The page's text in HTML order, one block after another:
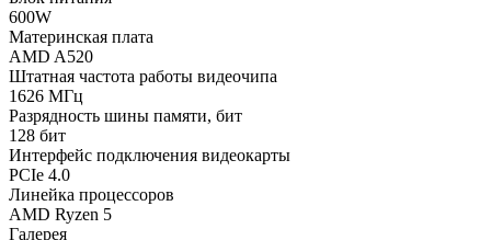
600W
Материнская плата
AMD A520
Штатная частота работы видеочипа
1626 МГц
Разрядность шины памяти, бит
128 бит
Интерфейс подключения видеокарты
PCIe 4.0
Линейка процессоров
AMD Ryzen 5
Галерея